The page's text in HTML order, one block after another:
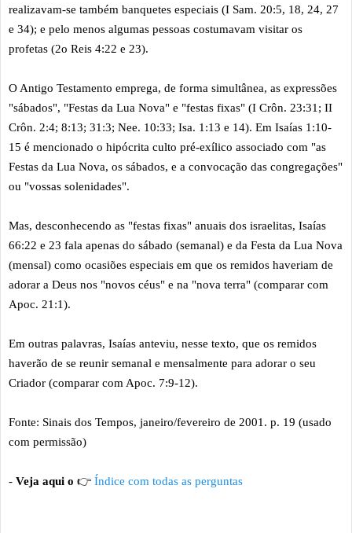
realizavam-se também banquetes especiais (I Sam. 20:5, 18, 24, 27
e 34); e pelo menos algumas pessoas costumavam visitar os
profetas (2o Reis 4:22 e 23).
O Antigo Testamento emprega, de forma simultânea, as expressões
"sábados", "Festas da Lua Nova" e "festas fixas" (I Crôn. 23:31; II
Crôn. 2:4; 8:13; 31:3; Nee. 10:33; Isa. 1:13 e 14). Em Isaías 1:10-
15 é mencionado o hipócrita culto pré-exílico associado com "as
Festas da Lua Nova, os sábados, e a convocação das congregações"
ou "vossas solenidades".
Mas, desconhecendo as "festas fixas" anuais dos israelitas, Isaías
66:22 e 23 fala apenas do sábado (semanal) e da Festa da Lua Nova
(mensal) como ocasiões especiais em que os remidos haveriam de
adorar a Deus nos "novos céus" e na "nova terra" (comparar com
Apoc. 21:1).
Em outras palavras, Isaías anteviu, nesse texto, que os remidos
haverão de se reunir semanal e mensalmente para adorar o seu
Criador (comparar com Apoc. 7:9-12).
Fonte: Sinais dos Tempos, janeiro/fevereiro de 2001. p. 19 (usado
com permissão)
- Veja aqui o 👉 Índice com todas as perguntas